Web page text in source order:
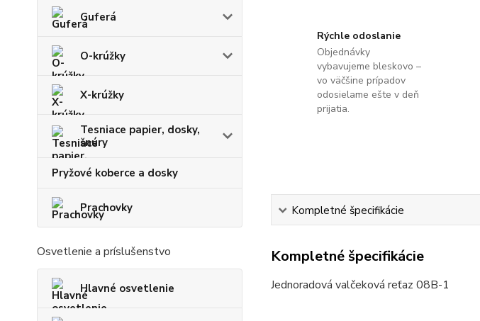
Guferá
O-krúžky
X-krúžky
Tesniace papier, dosky,
šnúry
Pryžové koberce a dosky
Prachovky
Osvetlenie a príslušenstvo
Hlavné osvetlenie
Rýchle odoslanie
Objednávky
vybavujeme bleskovo –
vo väčšine prípadov
odosielame ešte v deň
prijatia.
Kompletné špecifikácie
Kompletné špecifikácie
Jednoradová valčeková reťaz 08B-1